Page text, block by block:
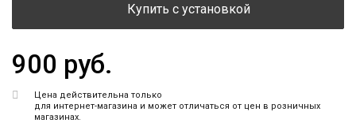
Купить с установкой
900 руб.
Цена действительна только
для интернет-магазина и может отличаться от цен в розничных
магазинах.